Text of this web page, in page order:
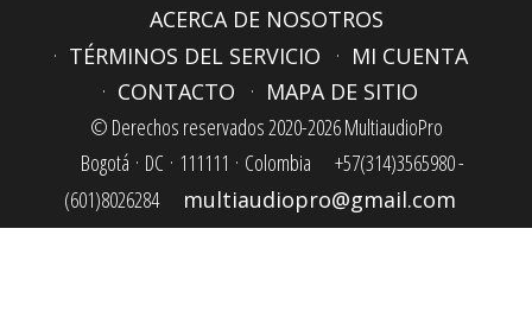
ACERCA DE NOSOTROS
TÉRMINOS DEL SERVICIO
MI CUENTA
CONTACTO
MAPA DE SITIO
© Derechos reservados 2020-2026 MultiaudioPro
Bogotá · DC · 111111 · Colombia
+57(314)3565980 -
(601)8026284
multiaudiopro@gmail.com